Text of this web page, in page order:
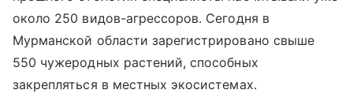
около 250 видов-агрессоров. Сегодня в
Мурманской области зарегистрировано свыше
550 чужеродных растений, способных
закрепляться в местных экосистемах.